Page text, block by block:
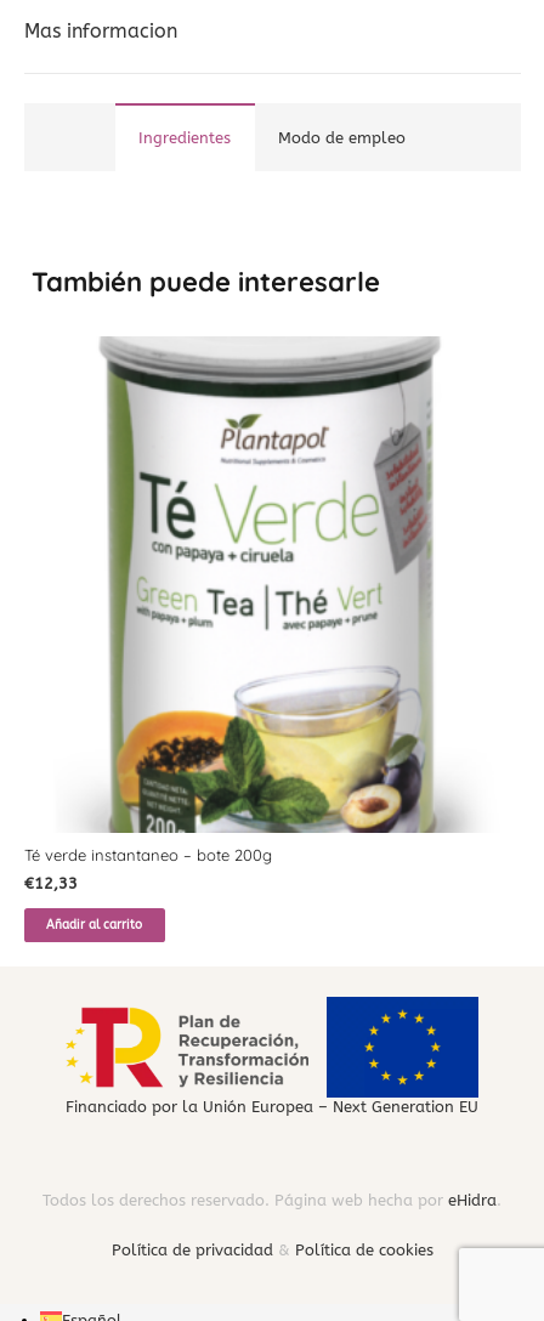
bote
Mas informacion
Ingredientes Modo de empleo
También puede interesarle
Té verde instantaneo – bote 200g
€12,33
Añadir al carrito
Financiado por la Unión Europea – Next Generation EU
Todos los derechos reservado. Página web hecha por eHidra.
Política de privacidad& Política de cookies